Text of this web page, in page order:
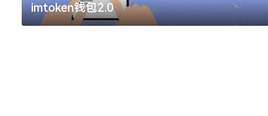
imtoken钱包2.0